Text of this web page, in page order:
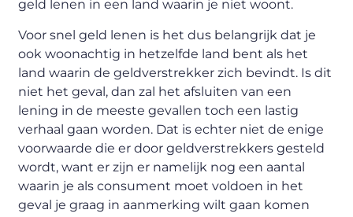
geld lenen in een land waarin je niet woont.
Voor snel geld lenen is het dus belangrijk dat je
ook woonachtig in hetzelfde land bent als het
land waarin de geldverstrekker zich bevindt. Is dit
niet het geval, dan zal het afsluiten van een
lening in de meeste gevallen toch een lastig
verhaal gaan worden. Dat is echter niet de enige
voorwaarde die er door geldverstrekkers gesteld
wordt, want er zijn er namelijk nog een aantal
waarin je als consument moet voldoen in het
geval je graag in aanmerking wilt gaan komen